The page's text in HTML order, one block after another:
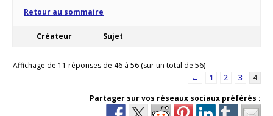
Retour au sommaire
Créateur Sujet
Affichage de 11 réponses de 46 à 56 (sur un total de 56)
←
1 2 3
4
Partager sur vos réseaux sociaux préférés :